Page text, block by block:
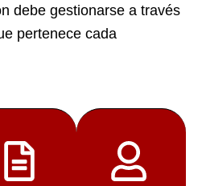
debe gestionarse a través
pertenece cada